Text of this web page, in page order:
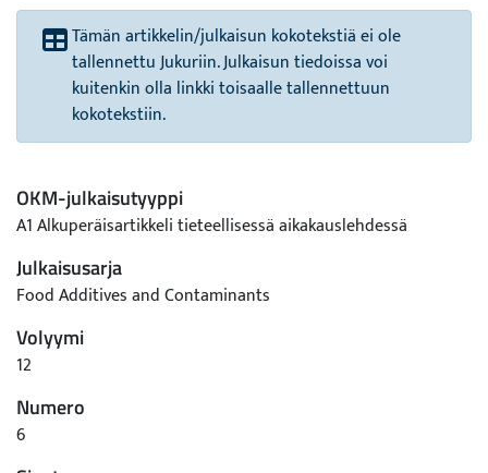
Tämän artikkelin/julkaisun kokotekstiä ei ole
tallennettu Jukuriin. Julkaisun tiedoissa voi
kuitenkin olla linkki toisaalle tallennettuun
kokotekstiin.
OKM-julkaisutyyppi
A1 Alkuperäisartikkeli tieteellisessä aikakauslehdessä
Julkaisusarja
Food Additives and Contaminants
Volyymi
12
Numero
6